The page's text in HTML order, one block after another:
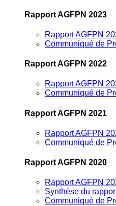
Rapport AGFPN 2023
Rapport AGFPN
Communiqué de
Rapport AGFPN 2022
Rapport AGFPN
Communiqué de
Rapport AGFPN 2021
Rapport AGFPN
Communiqué de
Rapport AGFPN 2020
Rapport AGFPN
Synthèse du
Communiqué de